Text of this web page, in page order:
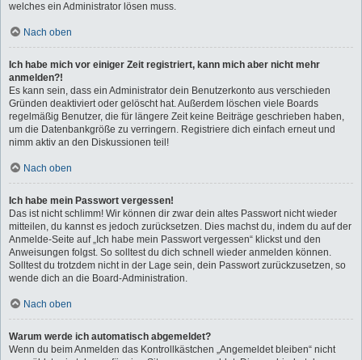
welches ein Administrator lösen muss.
Nach oben
Ich habe mich vor einiger Zeit registriert, kann mich aber nicht mehr
anmelden?!
Es kann sein, dass ein Administrator dein Benutzerkonto aus verschieden
Gründen deaktiviert oder gelöscht hat. Außerdem löschen viele Boards
regelmäßig Benutzer, die für längere Zeit keine Beiträge geschrieben haben,
um die Datenbankgröße zu verringern. Registriere dich einfach erneut und
nimm aktiv an den Diskussionen teil!
Nach oben
Ich habe mein Passwort vergessen!
Das ist nicht schlimm! Wir können dir zwar dein altes Passwort nicht wieder
mitteilen, du kannst es jedoch zurücksetzen. Dies machst du, indem du auf der
Anmelde-Seite auf „Ich habe mein Passwort vergessen“ klickst und den
Anweisungen folgst. So solltest du dich schnell wieder anmelden können.
Solltest du trotzdem nicht in der Lage sein, dein Passwort zurückzusetzen, so
wende dich an die Board-Administration.
Nach oben
Warum werde ich automatisch abgemeldet?
Wenn du beim Anmelden das Kontrollkästchen „Angemeldet bleiben“ nicht